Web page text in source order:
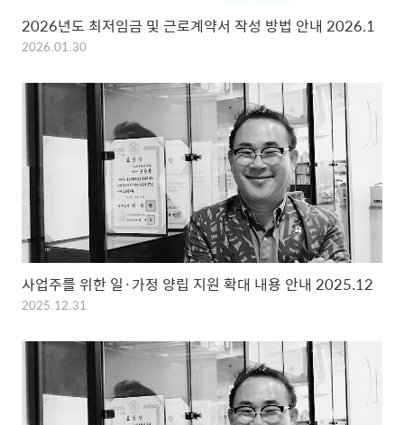
2026년도 최저임금 및 근로계약서 작성 방법 안내 2026.1
2026.01.30
사업주를 위한 일·가정 양립 지원 확대 내용 안내 2025.12
2025.12.31